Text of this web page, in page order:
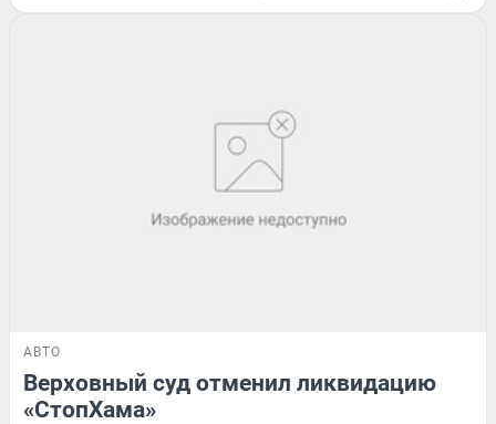
АВТО
Верховный суд отменил ликвидацию
«СтопХама»